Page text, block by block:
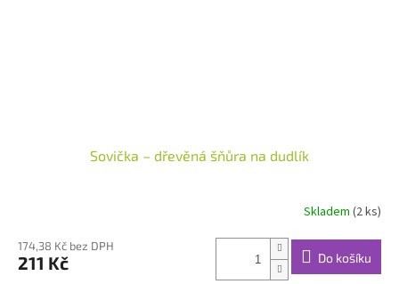
Sovička – dřevěná šňůra na dudlík
Skladem (2 ks)
174,38 Kč bez DPH
211 Kč Do košíku